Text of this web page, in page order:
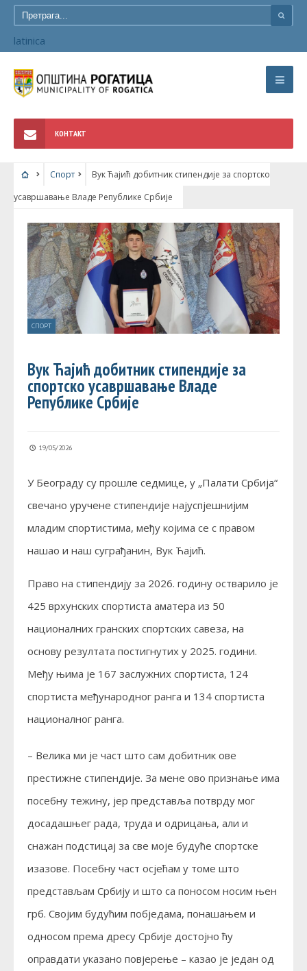
latinica
КОНТАКТ
Спорт
Вук Ћајић добитник стипендије за спортско
усавршавање Владе Републике Србије
СПОРТ
Вук Ћајић добитник стипендије за
спортско усавршавање Владе
Републике Србије
19/05/2026
У Београду су прошле седмице, у „Палати Србија“
свечано уручене стипендије најуспјешнијим
младим спортистима, међу којима се с правом
нашао и наш суграђанин, Вук Ћајић.
Право на стипендију за 2026. годину остварило је
425 врхунских спортиста аматера из 50
националних гранских спортских савеза, на
основу резултата постигнутих у 2025. години.
Међу њима је 167 заслужних спортиста, 124
спортиста међународног ранга и 134 спортиста
националног ранга.
– Велика ми је част што сам добитник ове
престижне стипендије. За мене ово признање има
посебну тежину, јер представља потврду мог
досадашњег рада, труда и одрицања, али и
снажан подстицај за све моје будуће спортске
изазове. Посебну част осјећам у томе што
представљам Србију и што са поносом носим њен
грб. Својим будућим побједама, понашањем и
односом према дресу Србије достојно ћу
оправдати указано повјерење – казао је један од